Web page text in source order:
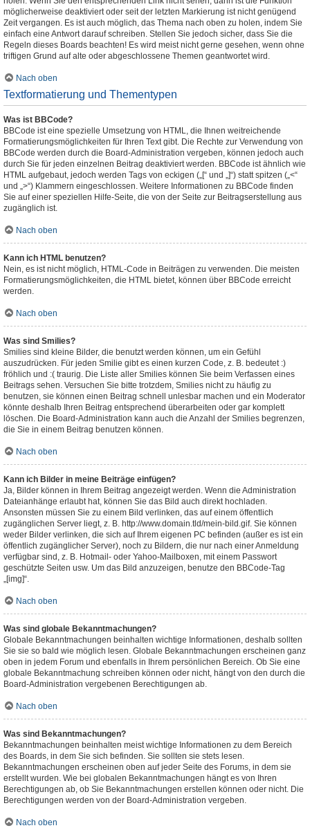
möglicherweise deaktiviert oder seit der letzten Markierung ist nicht genügend
Zeit vergangen. Es ist auch möglich, das Thema nach oben zu holen, indem Sie
einfach eine Antwort darauf schreiben. Stellen Sie jedoch sicher, dass Sie die
Regeln dieses Boards beachten! Es wird meist nicht gerne gesehen, wenn ohne
triftigen Grund auf alte oder abgeschlossene Themen geantwortet wird.
Nach oben
Textformatierung und Thementypen
Was ist BBCode?
BBCode ist eine spezielle Umsetzung von HTML, die Ihnen weitreichende
Formatierungsmöglichkeiten für Ihren Text gibt. Die Rechte zur Verwendung von
BBCode werden durch die Board-Administration vergeben, können jedoch auch
durch Sie für jeden einzelnen Beitrag deaktiviert werden. BBCode ist ähnlich wie
HTML aufgebaut, jedoch werden Tags von eckigen („[“ und „]“) statt spitzen („<“
und „>“) Klammern eingeschlossen. Weitere Informationen zu BBCode finden
Sie auf einer speziellen Hilfe-Seite, die von der Seite zur Beitragserstellung aus
zugänglich ist.
Nach oben
Kann ich HTML benutzen?
Nein, es ist nicht möglich, HTML-Code in Beiträgen zu verwenden. Die meisten
Formatierungsmöglichkeiten, die HTML bietet, können über BBCode erreicht
werden.
Nach oben
Was sind Smilies?
Smilies sind kleine Bilder, die benutzt werden können, um ein Gefühl
auszudrücken. Für jeden Smilie gibt es einen kurzen Code, z. B. bedeutet :)
fröhlich und :( traurig. Die Liste aller Smilies können Sie beim Verfassen eines
Beitrags sehen. Versuchen Sie bitte trotzdem, Smilies nicht zu häufig zu
benutzen, sie können einen Beitrag schnell unlesbar machen und ein Moderator
könnte deshalb Ihren Beitrag entsprechend überarbeiten oder gar komplett
löschen. Die Board-Administration kann auch die Anzahl der Smilies begrenzen,
die Sie in einem Beitrag benutzen können.
Nach oben
Kann ich Bilder in meine Beiträge einfügen?
Ja, Bilder können in Ihrem Beitrag angezeigt werden. Wenn die Administration
Dateianhänge erlaubt hat, können Sie das Bild auch direkt hochladen.
Ansonsten müssen Sie zu einem Bild verlinken, das auf einem öffentlich
zugänglichen Server liegt, z. B. http://www.domain.tld/mein-bild.gif. Sie können
weder Bilder verlinken, die sich auf Ihrem eigenen PC befinden (außer es ist ein
öffentlich zugänglicher Server), noch zu Bildern, die nur nach einer Anmeldung
verfügbar sind, z. B. Hotmail- oder Yahoo-Mailboxen, mit einem Passwort
geschützte Seiten usw. Um das Bild anzuzeigen, benutze den BBCode-Tag
„[img]“.
Nach oben
Was sind globale Bekanntmachungen?
Globale Bekanntmachungen beinhalten wichtige Informationen, deshalb sollten
Sie sie so bald wie möglich lesen. Globale Bekanntmachungen erscheinen ganz
oben in jedem Forum und ebenfalls in Ihrem persönlichen Bereich. Ob Sie eine
globale Bekanntmachung schreiben können oder nicht, hängt von den durch die
Board-Administration vergebenen Berechtigungen ab.
Nach oben
Was sind Bekanntmachungen?
Bekanntmachungen beinhalten meist wichtige Informationen zu dem Bereich
des Boards, in dem Sie sich befinden. Sie sollten sie stets lesen.
Bekanntmachungen erscheinen oben auf jeder Seite des Forums, in dem sie
erstellt wurden. Wie bei globalen Bekanntmachungen hängt es von Ihren
Berechtigungen ab, ob Sie Bekanntmachungen erstellen können oder nicht. Die
Berechtigungen werden von der Board-Administration vergeben.
Nach oben